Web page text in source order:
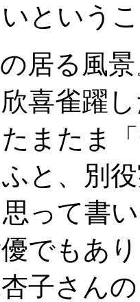
という
居る風
喜雀躍
またま
と、別
って書
でもあ
子さん